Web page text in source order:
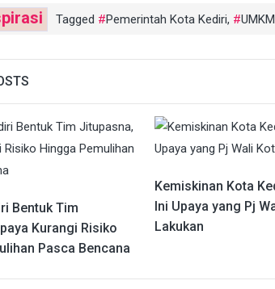
Tagged Pemerintah Kota Kediri, UMKM
Bentuk Tim
Kurangi Risiko
Pasca Bencana
Kemiskinan Kota
Ini Upaya yang Pj
Lakukan